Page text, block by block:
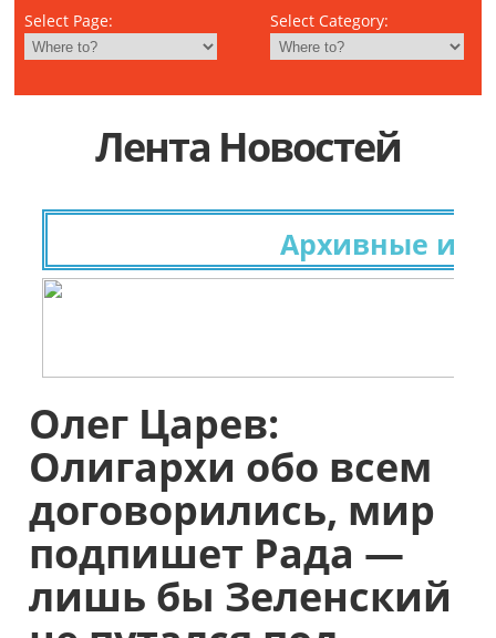
Select Page: Select Category:
Лента Новостей
Архивные
Олег Царев:
Олигархи обо всем
договорились, мир
подпишет Рада —
лишь бы Зеленский